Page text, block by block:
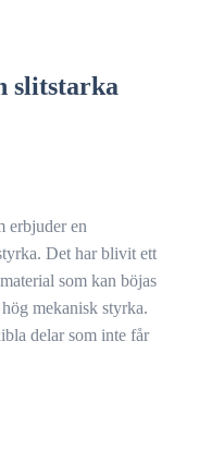
slitstarka
erbjuder en
Det har blivit ett
som kan böjas
mekanisk styrka.
delar som inte får